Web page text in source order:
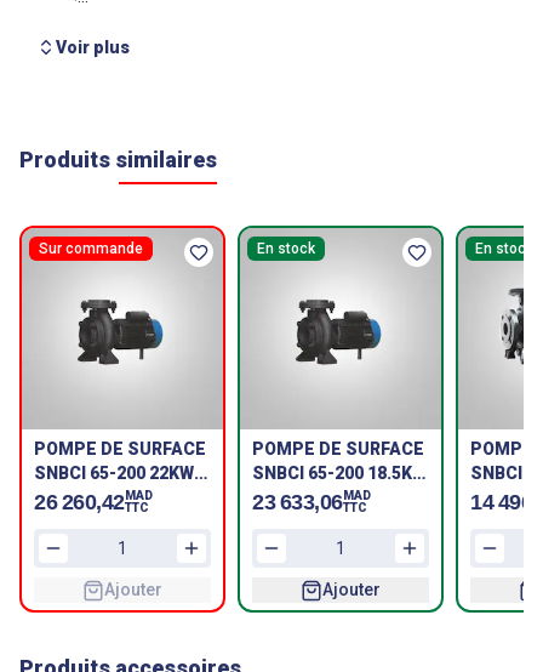
Voir plus
Produits similaires
Sur commande
POMPE DE SURFACE
SNBCI 65-200 22KW
SHAKTI
26 260,42MAD
TTC
Ajouter
En stock
POMPE DE SURFACE
SNBCI 65-200 18.5KW
SHAKTI
23 633,06MAD
TTC
Ajouter
En stock
POMPE
SNBCI
SHAKTI
14